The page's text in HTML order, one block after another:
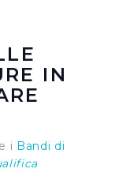
IN
i Bandi di